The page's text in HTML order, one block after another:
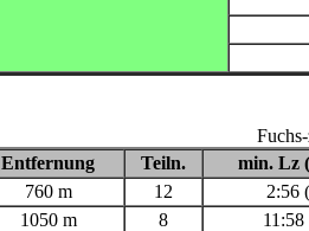
Entfernung Teiln.
min. Lz
760 m 12
2:56
1050 m 8
11:58